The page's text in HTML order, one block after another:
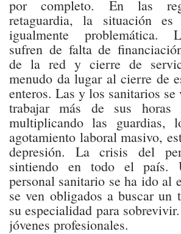
por completo. En las
retaguardia, la situación es
igualmente problemática.
sufren de falta de
de la red y cierre de
menudo da lugar al cierre de
enteros. Las y los sanitarios se
trabajar más de sus horas
multiplicando las guardias,
agotamiento laboral masivo,
depresión. La crisis del
sintiendo en todo el país.
personal sanitario se ha ido al
se ven obligados a buscar un
su especialidad para
jóvenes profesionales.